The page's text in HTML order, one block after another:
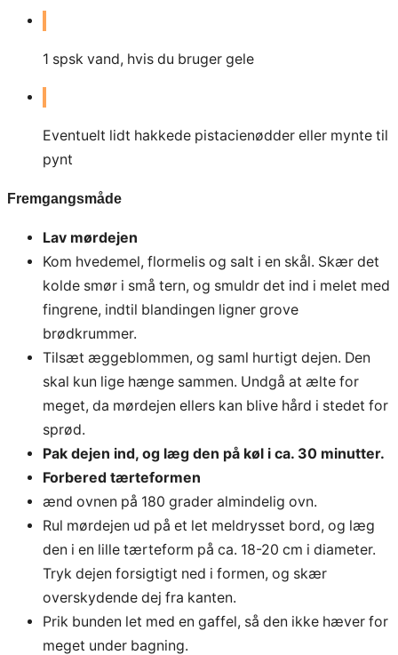
1 spsk vand, hvis du bruger gele
Eventuelt lidt hakkede pistacienødder eller mynte til
pynt
Fremgangsmåde
Lav mørdejen
Kom hvedemel, flormelis og salt i en skål. Skær det
kolde smør i små tern, og smuldr det ind i melet med
fingrene, indtil blandingen ligner grove
brødkrummer.
Tilsæt æggeblommen, og saml hurtigt dejen. Den
skal kun lige hænge sammen. Undgå at ælte for
meget, da mørdejen ellers kan blive hård i stedet for
sprød.
Pak dejen ind, og læg den på køl i ca. 30 minutter.
Forbered tærteformen
ænd ovnen på 180 grader almindelig ovn.
Rul mørdejen ud på et let meldrysset bord, og læg
den i en lille tærteform på ca. 18-20 cm i diameter.
Tryk dejen forsigtigt ned i formen, og skær
overskydende dej fra kanten.
Prik bunden let med en gaffel, så den ikke hæver for
meget under bagning.